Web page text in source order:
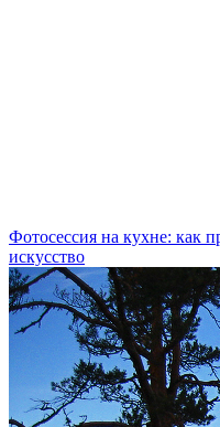
Фотосессия на кухне: как
искусство